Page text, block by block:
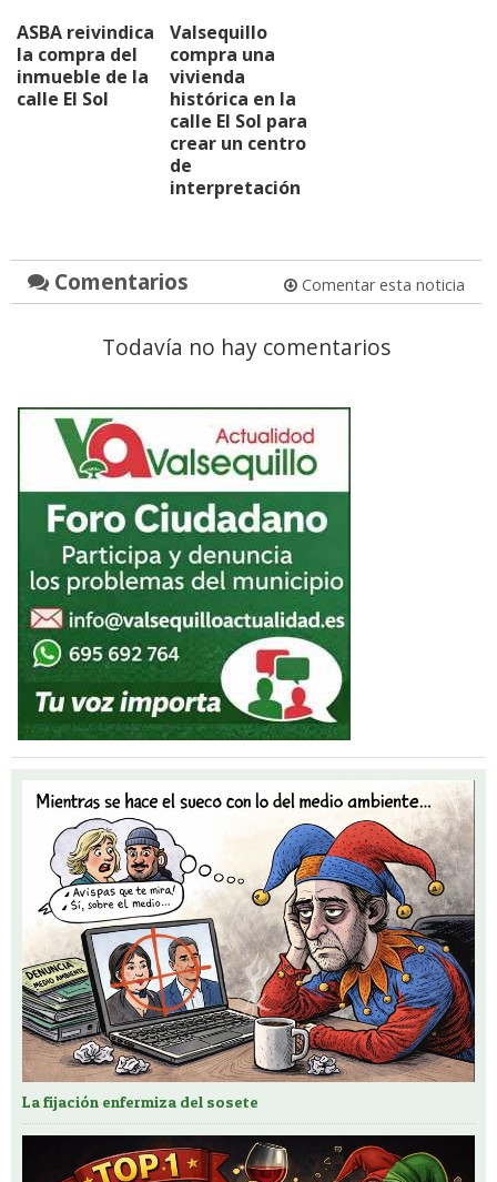
ASBA reivindica
la compra del
inmueble de la
calle El Sol
Valsequillo
compra una
vivienda
histórica en la
calle El Sol para
crear un centro
de
interpretación
Comentarios Comentar esta noticia
Todavía no hay comentarios
La fijación enfermiza del sosete